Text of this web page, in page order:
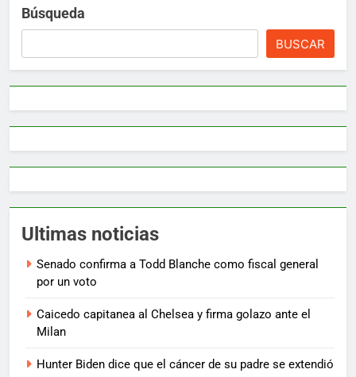
Búsqueda
BUSCAR
Ultimas noticias
Senado confirma a Todd Blanche como fiscal general
por un voto
Caicedo capitanea al Chelsea y firma golazo ante el
Milan
Hunter Biden dice que el cáncer de su padre se extendió